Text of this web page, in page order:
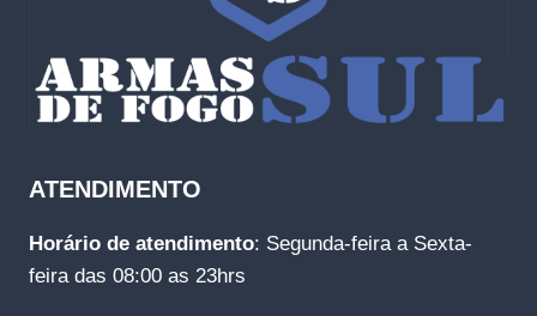
ATENDIMENTO
Horário de atendimento: Segunda-feira a Sexta-
feira das 08:00 as 23hrs